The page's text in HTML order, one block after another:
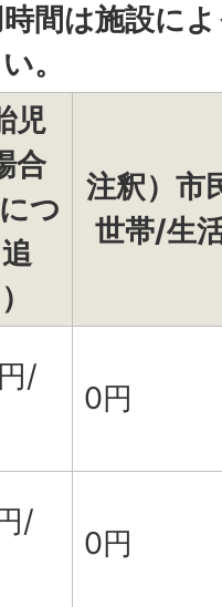
時間は施設に
。
児
合
つ
注釈）市
世帯/生
/
0円
/
0円